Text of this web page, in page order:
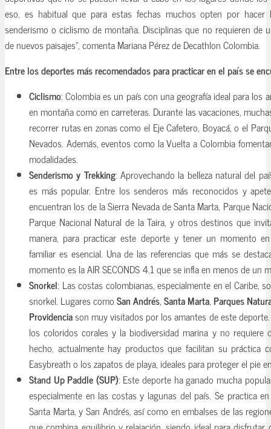
eso, es habitual que para estas fechas muchos opten por hacer
senderismo o ciclismo de montaña. Disciplinas que no requieren de
de nuevos paisajes”, comenta Mariana Pérez de Decathlon Colombia.
Entre los deportes más recomendados para practicar en el país se
Ciclismo: Colombia es un país con una geografía ideal para los
en montaña como en carreteras. Durante las vacaciones,
recorrer rutas en zonas como el Eje Cafetero, Boyacá, o el
Nevados. Además, eventos como la Vuelta a Colombia
modalidades.
Senderismo y Trekking: Aprovechando la belleza natural del
es más popular. Entre los senderos más reconocidos y
encuentran los de la Sierra Nevada de Santa Marta, Parque
Parque Nacional Natural de la Taira, y otros destinos que
manera, para practicar este deporte y tener un momento
familiar es esencial. Una de las referencias que más se
momento es la AIR SECONDS 4.1 que se infla en menos de un
Snorkel: Las costas colombianas, especialmente en el Caribe,
snorkel. Lugares comoSan Andrés,Santa Marta, Parques
Providenciason muy visitados por los amantes de este
los coloridos corales y la biodiversidad marina y no requiere
hecho, actualmente hay productos que facilitan su práctica
Easybreath o los zapatos de playa, ideales para proteger el pie
Stand Up Paddle (SUP): Este deporte ha ganado mucha
especialmente en las costas y lagunas del país. Se practica
Santa Marta, y San Andrés, así como en embalses de las